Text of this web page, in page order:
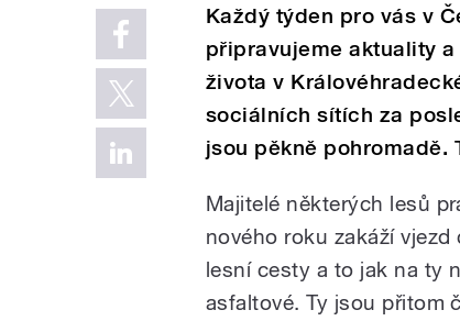
Každý týden pro vás v
připravujeme aktuality
života v
sociálních sítích za
jsou pěkně pohromadě.
Majitelé některých lesů
nového roku zakáží vjezd
lesní cesty a to jak na ty
asfaltové. Ty jsou přitom